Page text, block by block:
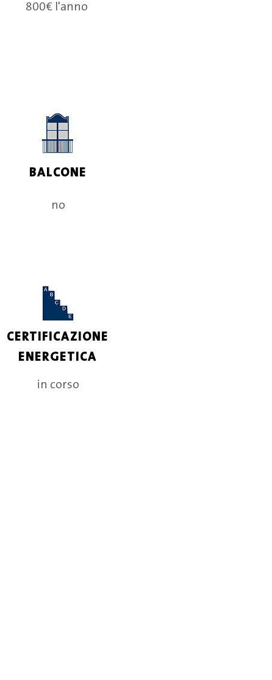
800€ l'anno
BALCONE
no
CERTIFICAZIONE
ENERGETICA
in corso